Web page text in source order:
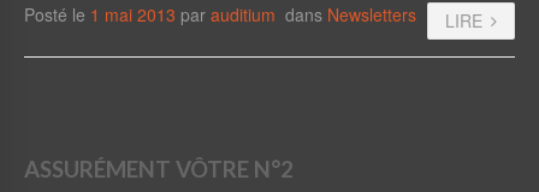
Posté le 1 mai 2013 par auditium dans Newsletters LIRE
ASSURÉMENT VÔTRE N°2